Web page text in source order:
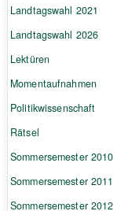
Landtagswahl 2021
Landtagswahl 2026
Lektüren
Momentaufnahmen
Politikwissenschaft
Rätsel
Sommersemester 2010
Sommersemester 2011
Sommersemester 2012